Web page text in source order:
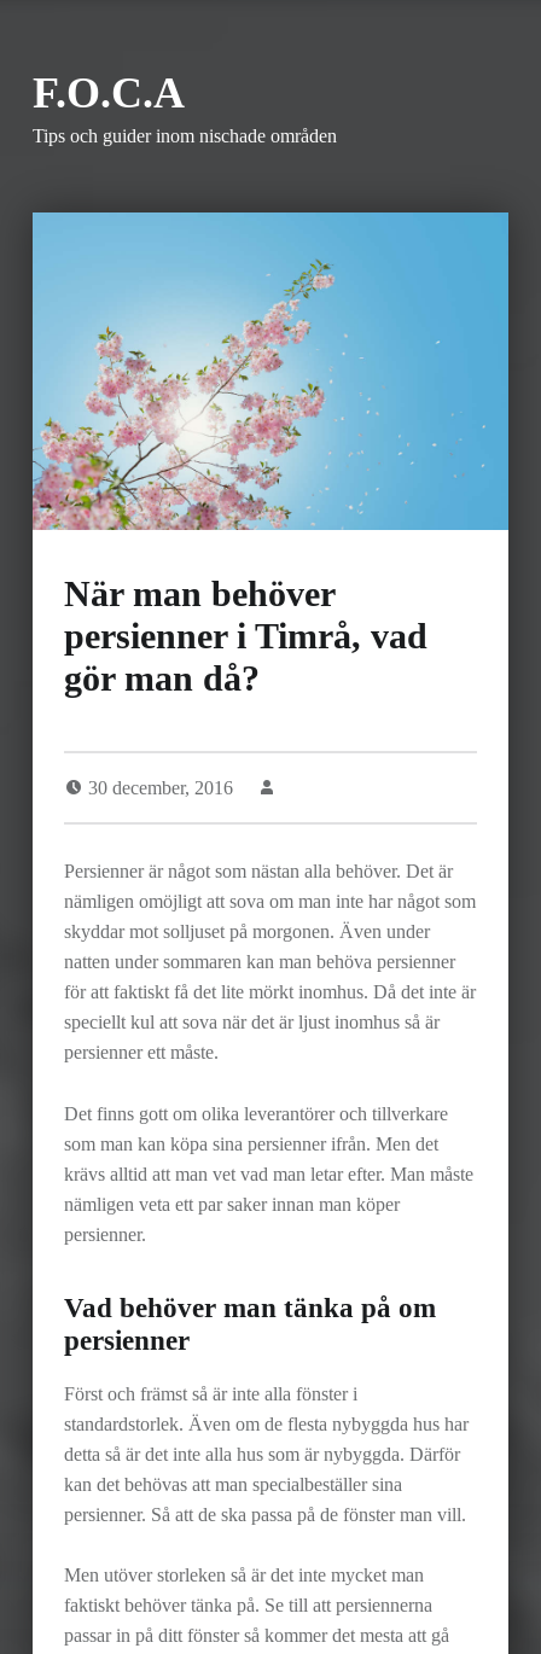
F.O.C.A
Tips och guider inom nischade områden
När man behöver
persienner i Timrå, vad
gör man då?
30 december, 2016
Persienner är något som nästan alla behöver. Det är
nämligen omöjligt att sova om man inte har något som
skyddar mot solljuset på morgonen. Även under
natten under sommaren kan man behöva persienner
för att faktiskt få det lite mörkt inomhus. Då det inte är
speciellt kul att sova när det är ljust inomhus så är
persienner ett måste.
Det finns gott om olika leverantörer och tillverkare
som man kan köpa sina persienner ifrån. Men det
krävs alltid att man vet vad man letar efter. Man måste
nämligen veta ett par saker innan man köper
persienner.
Vad behöver man tänka på om
persienner
Först och främst så är inte alla fönster i
standardstorlek. Även om de flesta nybyggda hus har
detta så är det inte alla hus som är nybyggda. Därför
kan det behövas att man specialbeställer sina
persienner. Så att de ska passa på de fönster man vill.
Men utöver storleken så är det inte mycket man
faktiskt behöver tänka på. Se till att persiennerna
passar in på ditt fönster så kommer det mesta att gå